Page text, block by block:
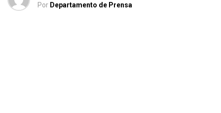
Por Departamento de Prensa